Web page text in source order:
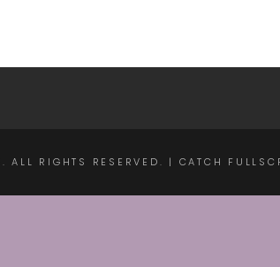
. ALL RIGHTS RESERVED. | CATCH